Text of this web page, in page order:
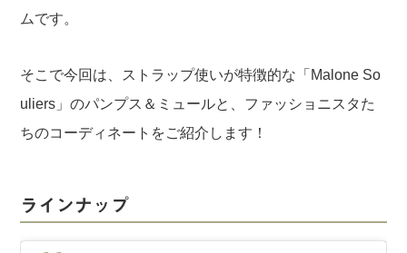
ムです。
そこで今回は、ストラップ使いが特徴的な「Malone So
uliers」のパンプス＆ミュールと、ファッショニスタた
ちのコーディネートをご紹介します！
ラインナップ